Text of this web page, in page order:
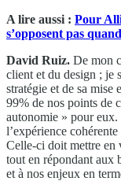
A lire aussi : Pour
s’opposent pas
David Ruiz. De mon
client et du design ; je
stratégie et de sa mise
99% de nos points de
autonomie » pour eux.
l’expérience
Celle-ci doit mettre en
tout en répondant aux
et à nos enjeux en